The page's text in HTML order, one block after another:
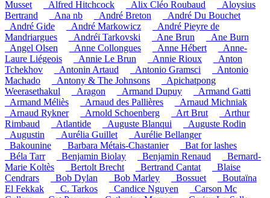
Musset
_Alfred Hitchcock _Alix Cléo Roubaud
_Aloysius
Bertrand
_Ana nb _André Breton
_André Du Bouchet
_André Gide
_André Markowicz
_André Pieyre de
Mandriargues
_Andréï Tarkovski _Ane Brun
_Ane Burn
_Angel Olsen
_Anne Collongues _Anne Hébert
_Anne-
Laure Liégeois
_Annie Le Brun _Annie Rioux
_Anton
Tchekhov
_Antonin Artaud _Antonio Gramsci
_Antonio
Machado
_Antony & The Johnsons
_Apichatpong
Weerasethakul
_Aragon _Armand Dupuy
_Armand Gatti
_Armand Méliès
_Arnaud des Pallières
_Arnaud Michniak
_Arnaud Rykner
_Arnold Schoenberg _Art Brut
_Arthur
Rimbaud
_Atlantide _Auguste Blanqui
_Auguste Rodin
_Augustin
_Aurélia Guillet
_Aurélie Bellanger
_Bakounine
_Barbara Métais-Chastanier
_Bat for lashes
_Béla Tarr
_Benjamin Biolay _Benjamin Renaud
_Bernard-
Marie Koltès
_Bertolt Brecht _Bertrand Cantat
_Blaise
Cendrars
_Bob Dylan _Bob Marley _Bossuet
_Boutaïna
El Fekkak
_C. Tarkos _Candice Nguyen
_Carson Mc